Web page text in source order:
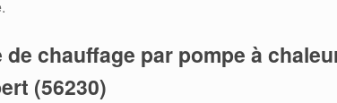
chauffage par pompe à
(56230)